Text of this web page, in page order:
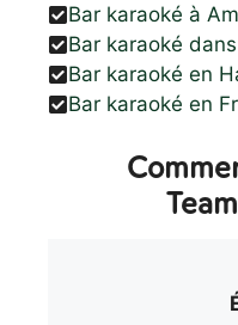
Bar karaoké à
Bar karaoké
Bar karaoké en
Bar karaoké en